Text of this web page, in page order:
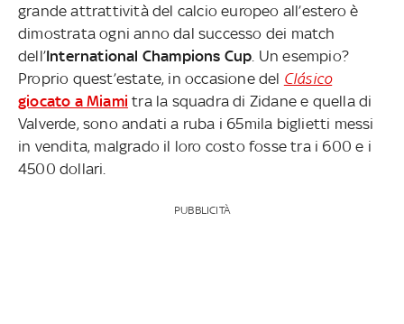
grande attrattività del calcio europeo all’estero è
dimostrata ogni anno dal successo dei match
dell’International Champions Cup . Un esempio?
Proprio quest’estate, in occasione del Clásico
giocato a Miami tra la squadra di Zidane e quella di
Valverde, sono andati a ruba i 65mila biglietti messi
in vendita, malgrado il loro costo fosse tra i 600 e i
4500 dollari.
PUBBLICITÀ